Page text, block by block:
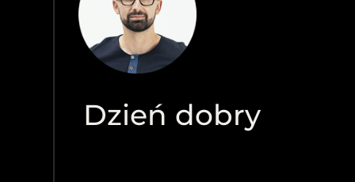
Dzień dobry